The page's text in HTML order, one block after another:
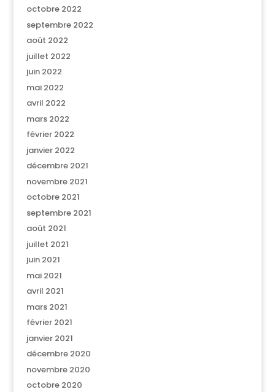
octobre 2022
septembre 2022
août 2022
juillet 2022
juin 2022
mai 2022
avril 2022
mars 2022
février 2022
janvier 2022
décembre 2021
novembre 2021
octobre 2021
septembre 2021
août 2021
juillet 2021
juin 2021
mai 2021
avril 2021
mars 2021
février 2021
janvier 2021
décembre 2020
novembre 2020
octobre 2020